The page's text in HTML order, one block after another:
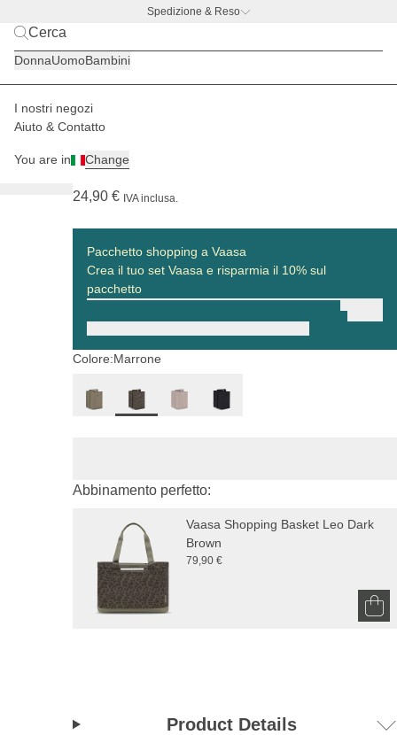
Spedizione & Reso
BACK TO BUSINESS –
DonnaUomoBambini
I nostri negozi
Aiuto & Contatto
You are in Change
Donna Cesti della spesa
24,90 € IVA inclusa.
Pacchetto shopping a Vaasa
Crea il tuo set Vaasa e risparmia il 10% sul
pacchetto
Colore:Marrone
Abbinamento perfetto:
Vaasa Shopping Basket Leo Dark
Brown
79,90 €
Product Details